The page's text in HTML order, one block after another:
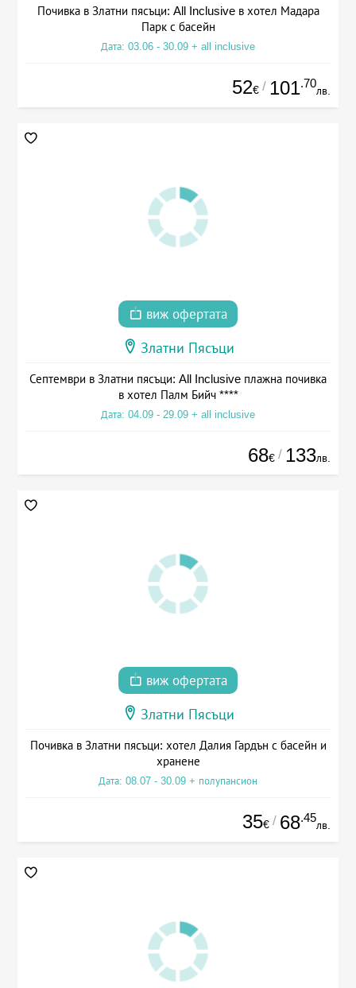
Почивка в Златни пясъци: All Inclusive в хотел Мадара
Парк с басейн
Дата: 03.06 - 30.09 + all inclusive
52€ / 101.70
лв.
виж офертата
Златни Пясъци
Септември в Златни пясъци: All Inclusive плажна почивка
в хотел Палм Бийч ****
Дата: 04.09 - 29.09 + all inclusive
68€ / 133лв.
виж офертата
Златни Пясъци
Почивка в Златни пясъци: хотел Далия Гардън с басейн и
хранене
Дата: 08.07 - 30.09 + полупансион
35€ / 68.45
лв.